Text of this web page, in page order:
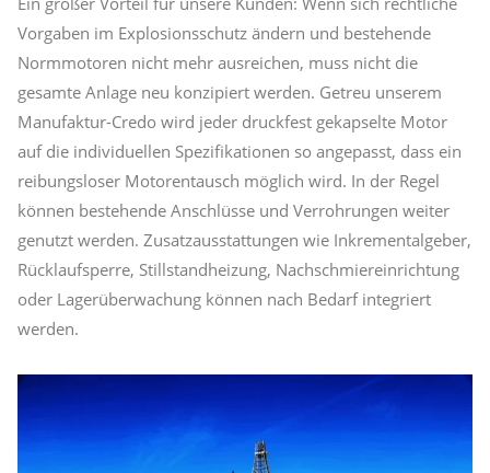
Vorgaben im Explosionsschutz ändern und bestehende
Normmotoren nicht mehr ausreichen, muss nicht die
gesamte Anlage neu konzipiert werden. Getreu unserem
Manufaktur-Credo wird jeder druckfest gekapselte Motor
auf die individuellen Spezifikationen so angepasst, dass ein
reibungsloser Motorentausch möglich wird. In der Regel
können bestehende Anschlüsse und Verrohrungen weiter
genutzt werden. Zusatzausstattungen wie Inkrementalgeber,
Rücklaufsperre, Stillstandheizung, Nachschmiereinrichtung
oder Lagerüberwachung können nach Bedarf integriert
werden.